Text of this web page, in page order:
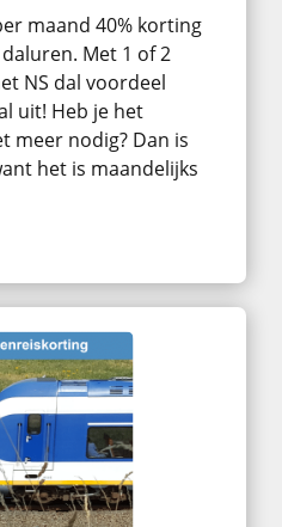
maand 40% korting
Met 1 of 2
NS dal voordeel
uit! Heb je het
meer nodig? Dan is
het is maandelijks